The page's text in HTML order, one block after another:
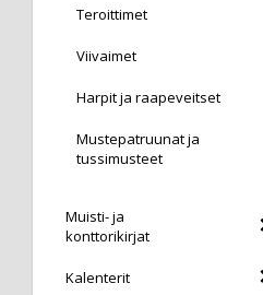
Teroittimet
Viivaimet
Harpit ja raapeveitset
Mustepatruunat ja
tussimusteet
Muisti- ja
konttorikirjat
Kalenterit